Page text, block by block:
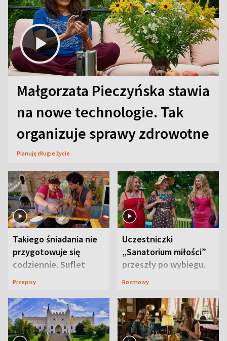
Małgorzata Pieczyńska stawia
na nowe technologie. Tak
organizuje sprawy zdrowotne
Planuję długie życie
Takiego śniadania nie
przygotowuje się
codziennie. Suflet
serowy zachwyca
Przepisy
Uczestniczki
„Sanatorium miłości”
przeszły po wybiegu.
Te stylizacje
Rozmowy